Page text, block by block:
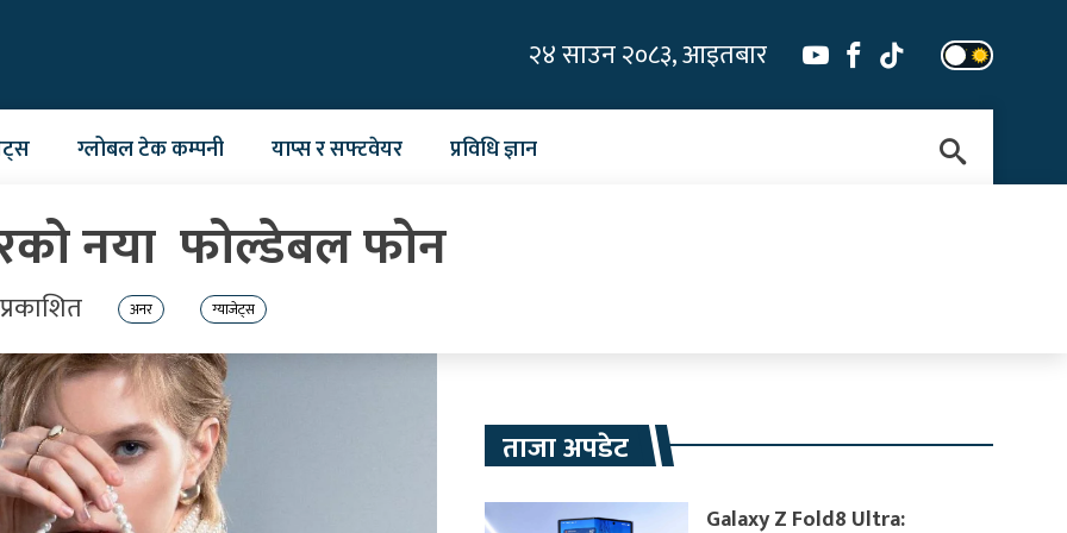
२४ साउन २०८३, आइतबार
ग्लोबल टेक कम्पनी याप्स र सफ्टवेयर प्रविधि ज्ञान
नया फोल्डेबल फोन
अनर ग्याजेट्स
ताजा अपडेट
Galaxy Z Fold8 Ultra: